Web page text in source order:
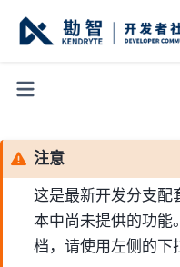
注意
这是最新开发分支配
本中尚未提供的功能
档，请使用左侧的下